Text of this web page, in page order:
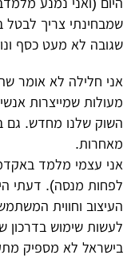
היום (ואני נמנע
שמבחינתי צריך לבטל
שגובה לא מעט כסף
אני חלילה לא אומר
מעולות שמייצרות
השוק שלנו מחדש. גם
מאחרות.
אני עצמי מלמד
לפחות מנסה). דעתי
העיצוב וחווית
לעשות שימוש בדרכון
בישראל לא מספיק